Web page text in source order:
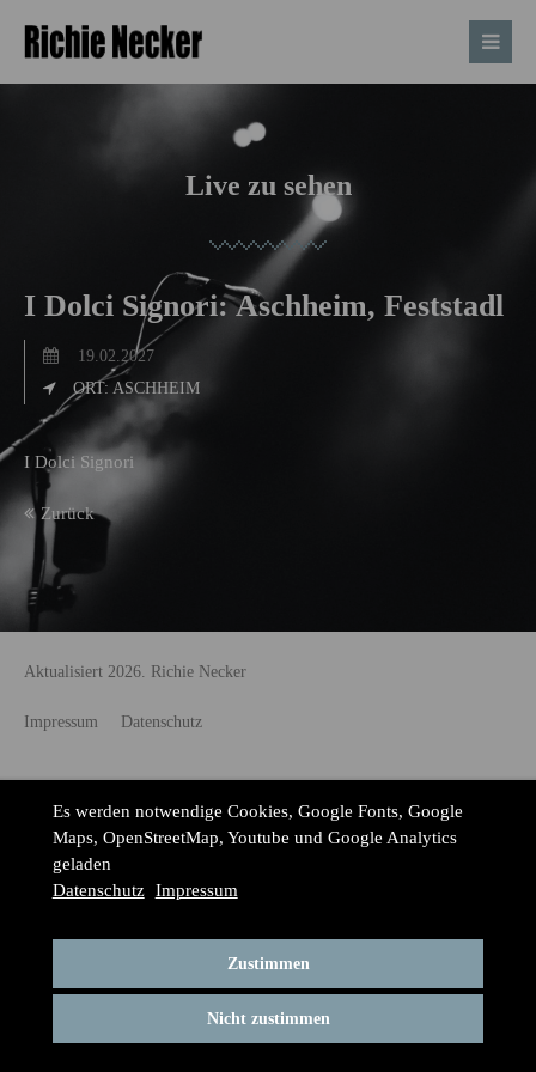
Live zu sehen
I Dolci Signori: Aschheim, Feststadl
19.02.2027
ORT: ASCHHEIM
I Dolci Signori
Zurück
Aktualisiert 2026. Richie Necker
Impressum Datenschutz
Es werden notwendige Cookies, Google Fonts, Google
Maps, OpenStreetMap, Youtube und Google Analytics
geladen
Datenschutz Impressum
Zustimmen
Nicht zustimmen